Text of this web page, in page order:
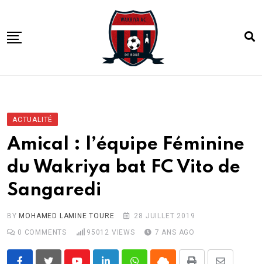
content
COMPETITIONS
CLUB
ACADEMIE
ACTUALITÉ
Amical : l’équipe Féminine
du Wakriya bat FC Vito de
Sangaredi
BYMOHAMED LAMINE TOURE
28 JUILLET 2019
0 COMMENTS 95012 VIEWS 7 ANS AGO